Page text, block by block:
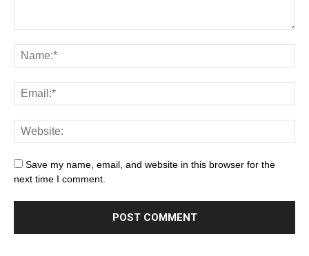
Save my name, email, and website in this browser for the
next time I comment.